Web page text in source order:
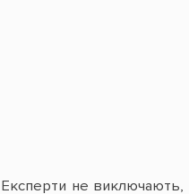
Експерти не виключають,